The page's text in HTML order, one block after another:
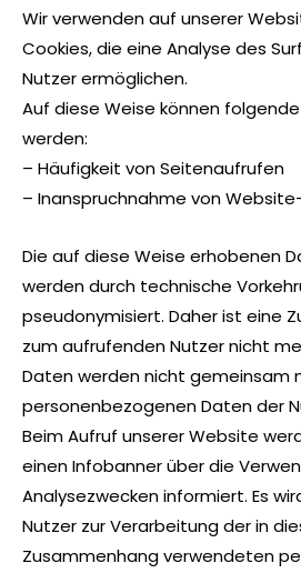
Wir verwenden auf unserer
Cookies, die eine Analyse des
Nutzer ermöglichen.
Auf diese Weise können
werden:
– Häufigkeit von Seitenaufrufen
– Inanspruchnahme von
Die auf diese Weise erhobenen
werden durch technische
pseudonymisiert. Daher ist eine
zum aufrufenden Nutzer nicht
Daten werden nicht gemeinsam
personenbezogenen Daten der
Beim Aufruf unserer Website
einen Infobanner über die
Analysezwecken informiert. Es
Nutzer zur Verarbeitung der in
Zusammenhang verwendeten